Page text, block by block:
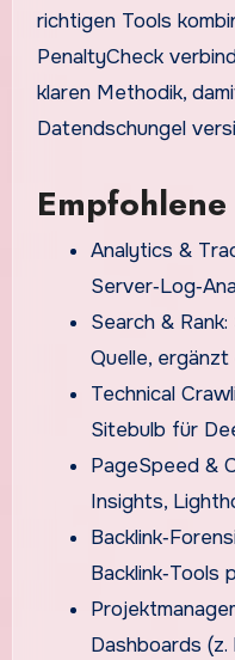
richtigen Tools
PenaltyCheck
klaren Methodik,
Datendschungel
Analytics &
Search &
Quelle, ergänzt
Technical
Sitebulb für
PageSpeed &
Insights,
Backlink‑Tools
Dashboards